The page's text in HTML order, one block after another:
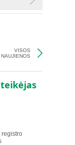
VISOS
NAUJIENOS